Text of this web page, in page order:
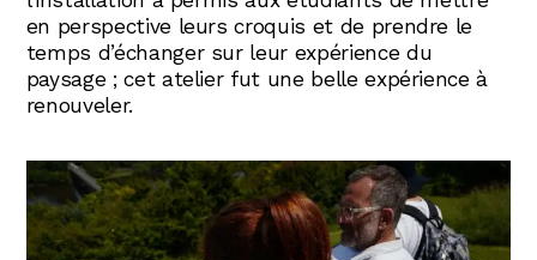
en perspective leurs croquis et de prendre le
temps d’échanger sur leur expérience du
paysage ; cet atelier fut une belle expérience à
renouveler.